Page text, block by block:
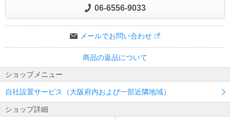
06-6556-9033
メールでお問い合わせ
商品の返品について
ショップメニュー
自社設置サービス（大阪府内および一部近隣地域）
ショップ詳細